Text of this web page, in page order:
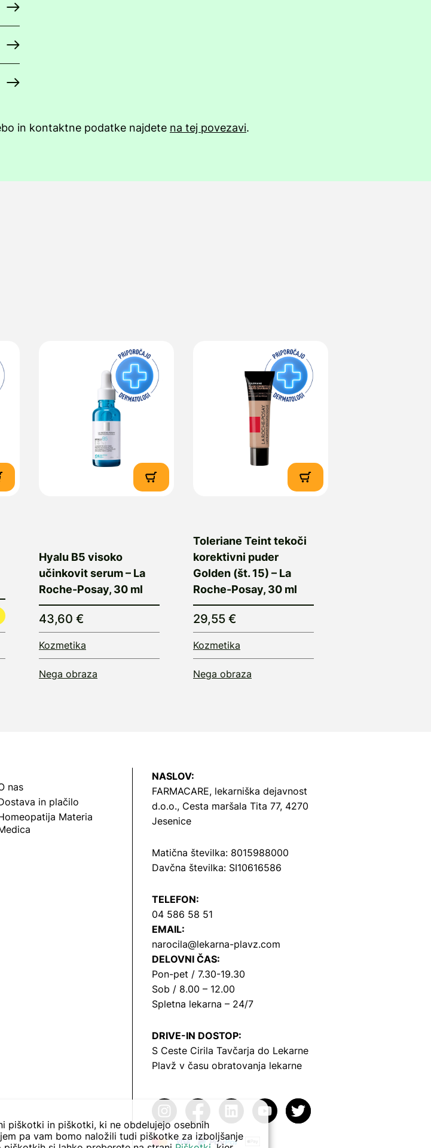
in kontaktne podatke najdete na tej povezavi.
Hyalu B5 visoko
učinkovit serum – La
Roche-Posay, 30 ml
43,60 €
Kozmetika
Nega obraza
Toleriane Teint tekoči
korektivni puder
Golden (št. 15) – La
Roche-Posay, 30 ml
29,55 €
Kozmetika
Nega obraza
nas
in plačilo
Materia
NASLOV:
FARMACARE, lekarniška dejavnost
d.o.o., Cesta maršala Tita 77, 4270
Jesenice
Matična številka: 8015988000
Davčna številka: SI10616586
TELEFON:
04 586 58 51
EMAIL:
narocila@lekarna-plavz.com
DELOVNI ČAS:
Pon-pet / 7.30-19.30
Sob / 8.00 – 12.00
Spletna lekarna – 24/7
DRIVE-IN DOSTOP:
S Ceste Cirila Tavčarja do Lekarne
Plavž v času obratovanja lekarne
piškotki in piškotki, ki ne obdelujejo osebnih
pa vam bomo naložili tudi piškotke za izboljšanje